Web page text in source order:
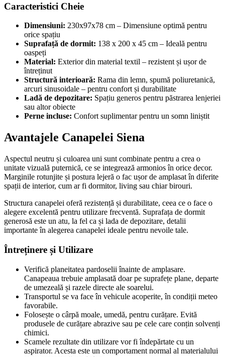
Caracteristici Cheie
Dimensiuni: 230x97x78 cm – Dimensiune optimă pentru
orice spațiu
Suprafață de dormit: 138 x 200 x 45 cm – Ideală pentru
oaspeți
Material: Exterior din material textil – rezistent și ușor de
întreținut
Structură interioară: Rama din lemn, spumă poliuretanică,
arcuri sinusoidale – pentru confort și durabilitate
Ladă de depozitare: Spațiu generos pentru păstrarea lenjeriei
sau altor obiecte
Perne incluse: Confort suplimentar pentru un somn liniștit
Avantajele Canapelei Siena
Aspectul neutru și culoarea uni sunt combinate pentru a crea o
unitate vizuală puternică, ce se integrează armonios în orice decor.
Marginile rotunjite și postura lejeră o fac ușor de amplasat în diferite
spații de interior, cum ar fi dormitor, living sau chiar birouri.
Structura canapelei oferă rezistență și durabilitate, ceea ce o face o
alegere excelentă pentru utilizare frecventă. Suprafața de dormit
generosă este un atu, la fel ca și lada de depozitare, detalii
importante în alegerea canapelei ideale pentru nevoile tale.
Întreținere și Utilizare
Verifică planeitatea pardoselii înainte de amplasare.
Canapeaua trebuie amplasată doar pe suprafețe plane, departe
de umezeală și razele directe ale soarelui.
Transportul se va face în vehicule acoperite, în condiții meteo
favorabile.
Folosește o cârpă moale, umedă, pentru curățare. Evită
produsele de curățare abrazive sau pe cele care conțin solvenți
chimici.
Scamele rezultate din utilizare vor fi îndepărtate cu un
aspirator. Acesta este un comportament normal al materialului